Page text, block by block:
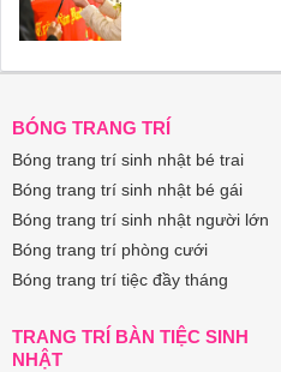
BÓNG TRANG TRÍ
Bóng trang trí sinh nhật bé trai
Bóng trang trí sinh nhật bé gái
Bóng trang trí sinh nhật người lớn
Bóng trang trí phòng cưới
Bóng trang trí tiệc đầy tháng
TRANG TRÍ BÀN TIỆC SINH
NHẬT